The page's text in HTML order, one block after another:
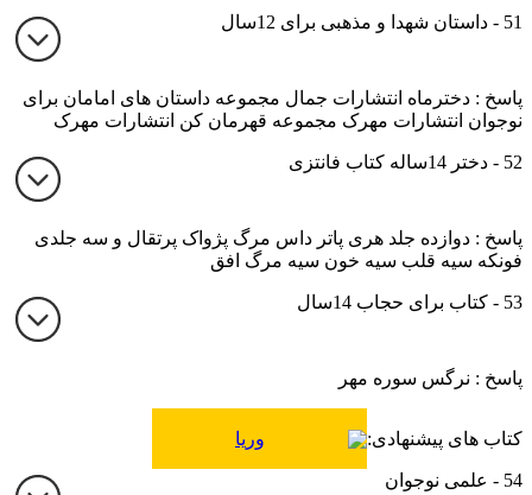
51 - داستان شهدا و مذهبی برای 12سال
پاسخ : دخترماه انتشارات جمال مجموعه داستان های امامان برای
نوجوان انتشارات مهرک مجموعه قهرمان کن انتشارات مهرک
52 - دختر 14ساله کتاب فانتزی
پاسخ : دوازده جلد هری پاتر داس مرگ پژواک پرتقال و سه جلدی
فونکه سیه قلب سیه خون سیه مرگ افق
53 - کتاب برای حجاب 14سال
پاسخ : نرگس سوره مهر
کتاب های پیشنهادی: وریا
54 - علمی نوجوان